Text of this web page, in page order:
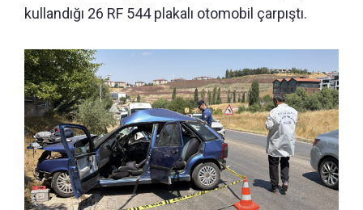
kullandığı 26 RF 544 plakalı otomobil çarpıştı.